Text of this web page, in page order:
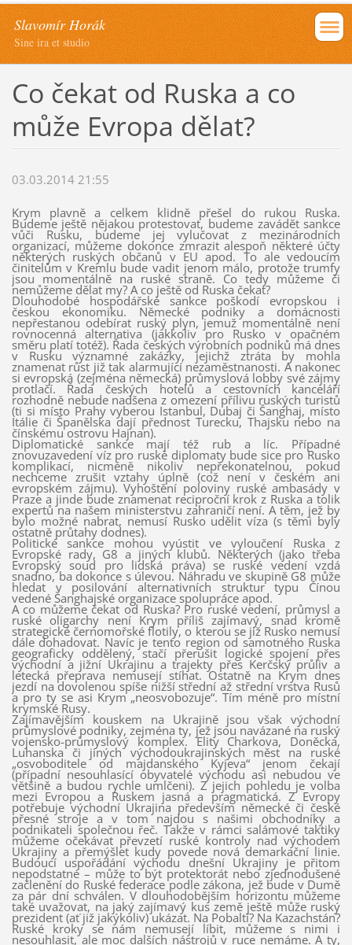
Slavomír Horák
Sine ira et studio
Co čekat od Ruska a co
může Evropa dělat?
03.03.2014 21:55
Krym plavně a celkem klidně přešel do rukou Ruska.
Budeme ještě nějakou protestovat, budeme zavádět sankce
vůči Rusku, budeme jej vylučovat z mezinárodních
organizací, můžeme dokonce zmrazit alespoň některé účty
některých ruských občanů v EU apod. To ale vedoucím
činitelům v Kremlu bude vadit jenom málo, protože trumfy
jsou momentálně na ruské straně. Co tedy můžeme či
nemůžeme dělat my? A co ještě od Ruska čekat?
Dlouhodobé hospodářské sankce poškodí evropskou i
českou ekonomiku. Německé podniky a domácnosti
nepřestanou odebírat ruský plyn, jemuž momentálně není
rovnocenná alternativa (jakkoliv pro Rusko v opačném
směru platí totéž). Řada českých výrobních podniků má dnes
v Rusku významné zakázky, jejichž ztráta by mohla
znamenat růst již tak alarmující nezaměstnanosti. A nakonec
si evropská (zejména německá) průmyslová lobby své zájmy
protlačí. Řada českých hotelů a cestovních kanceláří
rozhodně nebude nadšena z omezení přílivu ruských turistů
(ti si místo Prahy vyberou Istanbul, Dubaj či Šanghaj, místo
Itálie či Španělska dají přednost Turecku, Thajsku nebo na
čínskému ostrovu Hajnan).
Diplomatické sankce mají též rub a líc. Případné
znovuzavedení víz pro ruské diplomaty bude sice pro Rusko
komplikací, nicméně nikoliv nepřekonatelnou, pokud
nechceme zrušit vztahy úplně (což není v českém ani
evropském zájmu). Vyhoštění poloviny ruské ambasády v
Praze a jinde bude znamenat reciproční krok z Ruska a tolik
expertů na našem ministerstvu zahraničí není. A těm, jež by
bylo možné nabrat, nemusí Rusko udělit víza (s těmi byly
ostatně průtahy dodnes).
Politické sankce mohou vyústit ve vyloučení Ruska z
Evropské rady, G8 a jiných klubů. Některých (jako třeba
Evropský soud pro lidská práva) se ruské vedení vzdá
snadno, ba dokonce s úlevou. Náhradu ve skupině G8 může
hledat v posilování alternativních struktur typu Čínou
vedené Šanghajské organizace spolupráce apod.
A co můžeme čekat od Ruska? Pro ruské vedení, průmysl a
ruské oligarchy není Krym příliš zajímavý, snad kromě
strategické černomořské flotily, o kterou se již Rusko nemusí
dále dohadovat. Navíc je tento region od samotného Ruska
geograficky oddělený, stačí přerušit logické spojení přes
východní a jižní Ukrajinu a trajekty přes Kerčský průliv a
letecká přeprava nemusejí stíhat. Ostatně na Krym dnes
jezdí na dovolenou spíše nižší střední až střední vrstva Rusů
a pro ty se asi Krym „neosvobozuje“. Tím méně pro místní
krymské Rusy.
Zajímavějším kouskem na Ukrajině jsou však východní
průmyslové podniky, zejména ty, jež jsou navázané na ruský
vojensko-průmyslový komplex. Elity Charkova, Doněcka,
Luhanska či jiných východoukrajinských měst na ruské
„osvoboditele od majdanského Kyjeva“ jenom čekají
(případní nesouhlasící obyvatelé východu asi nebudou ve
většině a budou rychle umlčeni). Z jejich pohledu je volba
mezi Evropou a Ruskem jasná a pragmatická. Z Evropy
potřebuje východní Ukrajina především německé či české
přesné stroje a v tom najdou s našimi obchodníky a
podnikateli společnou řeč. Takže v rámci salámové taktiky
můžeme očekávat převzetí ruské kontroly nad východem
Ukrajiny a přemýšlet kudy povede nová demarkační linie.
Budoucí uspořádání východu dnešní Ukrajiny je přitom
nepodstatné – může to být protektorát nebo zjednodušené
začlenění do Ruské federace podle zákona, jež bude v Dumě
za pár dní schválen. V dlouhodobějším horizontu můžeme
také uvažovat, na jaký zajímavý kus země ještě může ruský
prezident (ať již jakýkoliv) ukázat. Na Pobaltí? Na Kazachstán?
Ruské kroky se nám nemusejí líbit, můžeme s nimi i
nesouhlasit, ale moc dalších nástrojů v ruce nemáme. A ty,